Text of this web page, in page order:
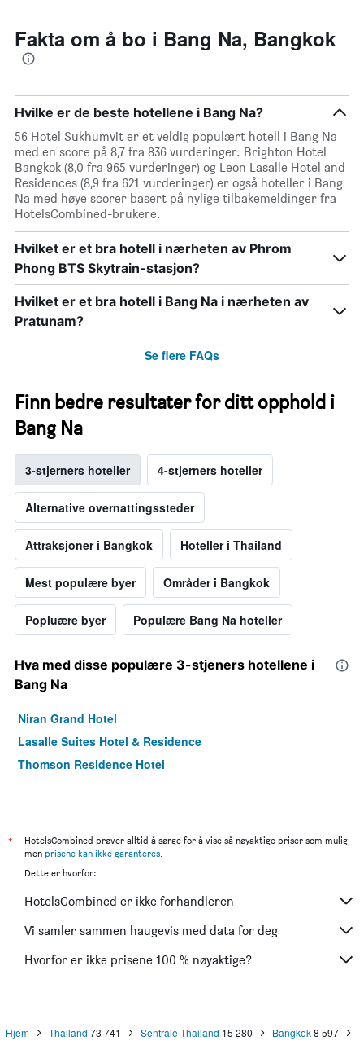
Fakta om å bo i Bang Na, Bangkok
Hvilke er de beste hotellene i Bang Na?
56 Hotel Sukhumvit er et veldig populært hotell i Bang Na
med en score på 8,7 fra 836 vurderinger. Brighton Hotel
Bangkok (8,0 fra 965 vurderinger) og Leon Lasalle Hotel and
Residences (8,9 fra 621 vurderinger) er også hoteller i Bang
Na med høye scorer basert på nylige tilbakemeldinger fra
HotelsCombined-brukere.
Hvilket er et bra hotell i nærheten av Phrom
Phong BTS Skytrain-stasjon?
Hvilket er et bra hotell i Bang Na i nærheten av
Pratunam?
Se flere FAQs
Finn bedre resultater for ditt opphold i
Bang Na
3-stjerners hoteller 4-stjerners hoteller
Alternative overnattingssteder
Attraksjoner i Bangkok Hoteller i Thailand
Mest populære byer Områder i Bangkok
Popluære byer Populære Bang Na hoteller
Hva med disse populære 3-stjeners hotellene i
Bang Na
Niran Grand Hotel
Lasalle Suites Hotel & Residence
Thomson Residence Hotel
*
HotelsCombined prøver alltid å sørge for å vise så nøyaktige priser som mulig,
men prisene kan ikke garanteres.
Dette er hvorfor:
HotelsCombined er ikke forhandleren
Vi samler sammen haugevis med data for deg
Hvorfor er ikke prisene 100 % nøyaktige?
Hjem Thailand 73 741 Sentrale Thailand 15 280 Bangkok8 597